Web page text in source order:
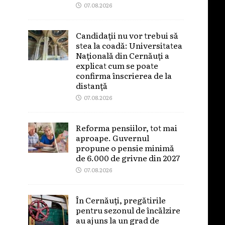
07.08.2026
Candidații nu vor trebui să
stea la coadă: Universitatea
Națională din Cernăuți a
explicat cum se poate
confirma înscrierea de la
distanță
07.08.2026
Reforma pensiilor, tot mai
aproape. Guvernul
propune o pensie minimă
de 6.000 de grivne din 2027
07.08.2026
În Cernăuți, pregătirile
pentru sezonul de încălzire
au ajuns la un grad de